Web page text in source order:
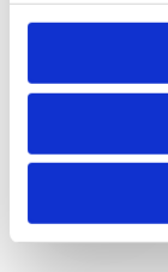
Anti-
Verzend